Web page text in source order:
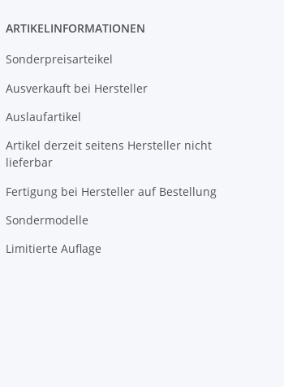
ARTIKELINFORMATIONEN
Sonderpreisarteikel
Ausverkauft bei Hersteller
Auslaufartikel
Artikel derzeit seitens Hersteller nicht
lieferbar
Fertigung bei Hersteller auf Bestellung
Sondermodelle
Limitierte Auflage